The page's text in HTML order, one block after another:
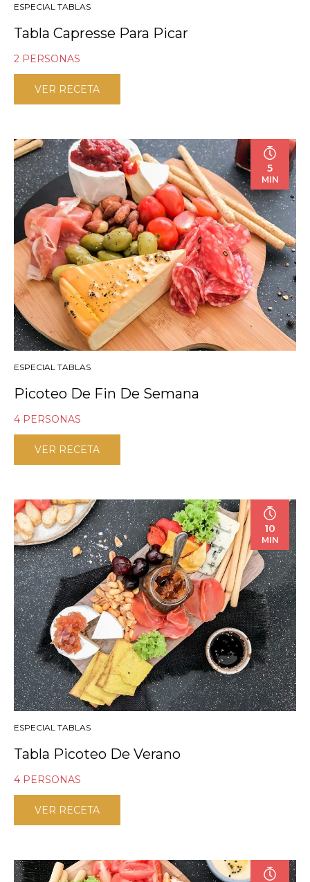
ESPECIAL TABLAS
Tabla Capresse Para Picar
2 PERSONAS
VER RECETA
5
MIN
ESPECIAL TABLAS
Picoteo De Fin De Semana
4 PERSONAS
VER RECETA
10
MIN
ESPECIAL TABLAS
Tabla Picoteo De Verano
4 PERSONAS
VER RECETA